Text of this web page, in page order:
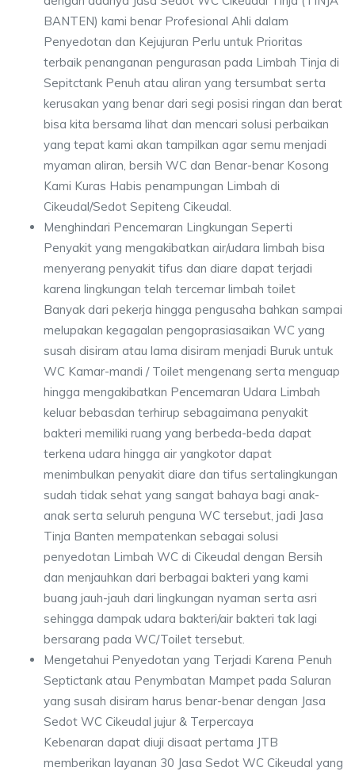
BANTEN) kami benar Profesional Ahli dalam
Penyedotan dan Kejujuran Perlu untuk Prioritas
terbaik penanganan pengurasan pada Limbah Tinja di
Sepitctank Penuh atau aliran yang tersumbat serta
kerusakan yang benar dari segi posisi ringan dan berat
bisa kita bersama lihat dan mencari solusi perbaikan
yang tepat kami akan tampilkan agar semu menjadi
myaman aliran, bersih WC dan Benar-benar Kosong
Kami Kuras Habis penampungan Limbah di
Cikeudal/Sedot Sepiteng Cikeudal.
Menghindari Pencemaran Lingkungan Seperti
Penyakit yang mengakibatkan air/udara limbah bisa
menyerang penyakit tifus dan diare dapat terjadi
karena lingkungan telah tercemar limbah toilet
Banyak dari pekerja hingga pengusaha bahkan sampai
melupakan kegagalan pengoprasiasaikan WC yang
susah disiram atau lama disiram menjadi Buruk untuk
WC Kamar-mandi / Toilet mengenang serta menguap
hingga mengakibatkan Pencemaran Udara Limbah
keluar bebasdan terhirup sebagaimana penyakit
bakteri memiliki ruang yang berbeda-beda dapat
terkena udara hingga air yangkotor dapat
menimbulkan penyakit diare dan tifus sertalingkungan
sudah tidak sehat yang sangat bahaya bagi anak-
anak serta seluruh penguna WC tersebut, jadi Jasa
Tinja Banten mempatenkan sebagai solusi
penyedotan Limbah WC di Cikeudal dengan Bersih
dan menjauhkan dari berbagai bakteri yang kami
buang jauh-jauh dari lingkungan nyaman serta asri
sehingga dampak udara bakteri/air bakteri tak lagi
bersarang pada WC/Toilet tersebut.
Mengetahui Penyedotan yang Terjadi Karena Penuh
Septictank atau Penymbatan Mampet pada Saluran
yang susah disiram harus benar-benar dengan Jasa
Sedot WC Cikeudal jujur & Terpercaya
Kebenaran dapat diuji disaat pertama JTB
memberikan layanan 30 Jasa Sedot WC Cikeudal yang